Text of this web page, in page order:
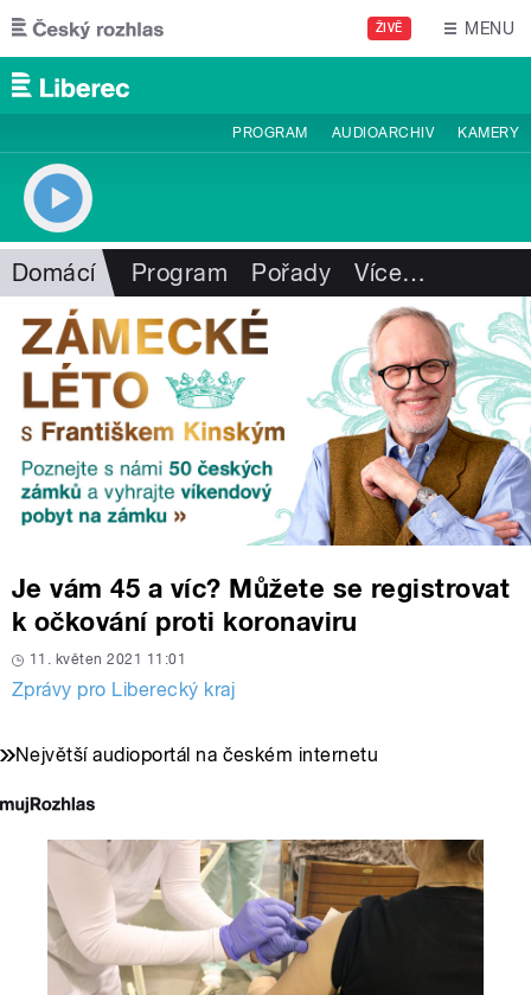
Přejít k hlavnímu obsahu
ŽIVĚ MENU
PROGRAM AUDIOARCHIV KAMERY
Domácí Program Pořady Více…
Je vám 45 a víc? Můžete se registrovat
k očkování proti koronaviru
11. květen 2021 11:01
Zprávy pro Liberecký kraj
Největší audioportál na českém internetu